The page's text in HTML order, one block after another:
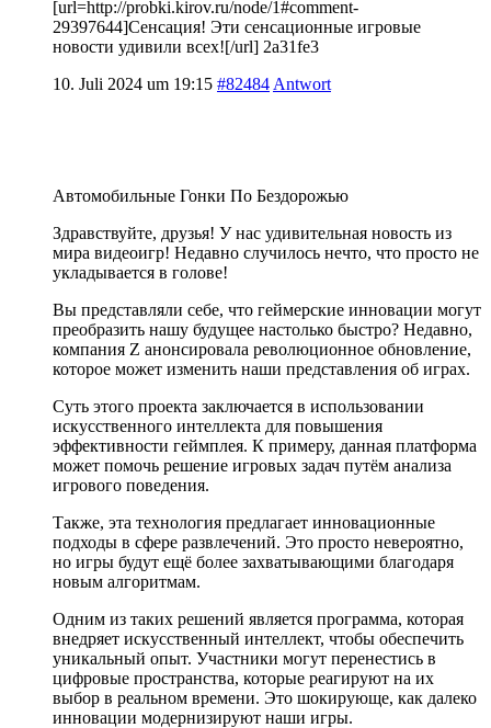
[url=http://probki.kirov.ru/node/1#comment-
29397644]Сенсация! Эти сенсационные игровые
новости удивили всех![/url] 2a31fe3
10. Juli 2024 um 19:15 #82484 Antwort
Автомобильные Гонки По Бездорожью
Здравствуйте, друзья! У нас удивительная новость из
мира видеоигр! Недавно случилось нечто, что просто не
укладывается в голове!
Вы представляли себе, что геймерские инновации могут
преобразить нашу будущее настолько быстро? Недавно,
компания Z анонсировала революционное обновление,
которое может изменить наши представления об играх.
Суть этого проекта заключается в использовании
искусственного интеллекта для повышения
эффективности геймплея. К примеру, данная платформа
может помочь решение игровых задач путём анализа
игрового поведения.
Также, эта технология предлагает инновационные
подходы в сфере развлечений. Это просто невероятно,
но игры будут ещё более захватывающими благодаря
новым алгоритмам.
Одним из таких решений является программа, которая
внедряет искусственный интеллект, чтобы обеспечить
уникальный опыт. Участники могут перенестись в
цифровые пространства, которые реагируют на их
выбор в реальном времени. Это шокирующе, как далеко
инновации модернизируют наши игры.